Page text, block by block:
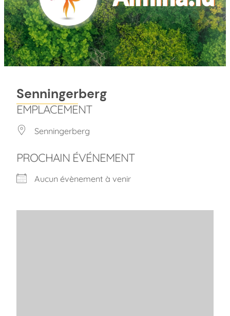
Senningerberg
EMPLACEMENT
Senningerberg
PROCHAIN ÉVÉNEMENT
Aucun évènement à venir